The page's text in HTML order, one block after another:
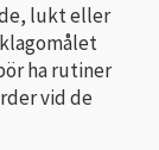
lukt eller
ha rutiner
vid de